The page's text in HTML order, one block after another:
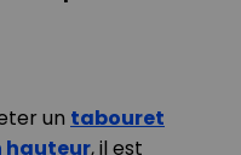
un tabouret
hauteur, il est